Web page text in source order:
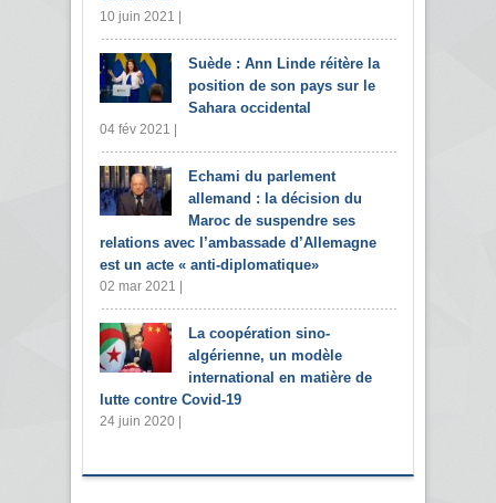
10 juin 2021 |
Suède : Ann Linde réitère la
position de son pays sur le
Sahara occidental
04 fév 2021 |
Echami du parlement
allemand : la décision du
Maroc de suspendre ses
relations avec l’ambassade d’Allemagne
est un acte « anti-diplomatique»
02 mar 2021 |
La coopération sino-
algérienne, un modèle
international en matière de
lutte contre Covid-19
24 juin 2020 |